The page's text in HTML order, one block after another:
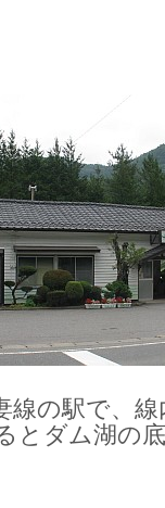
線の駅で、
とダム湖の